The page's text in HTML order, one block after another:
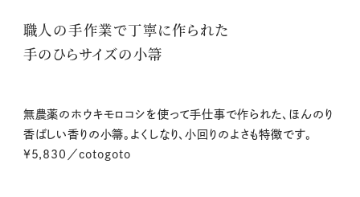
職人の手作業で丁寧に作られた
手のひらサイズの小箒
無農薬のホウキモロコシを使って手仕事で作られた、ほんのり
香ばしい香りの小箒。よくしなり、小回りのよさも特徴です。
¥5,830／cotogoto